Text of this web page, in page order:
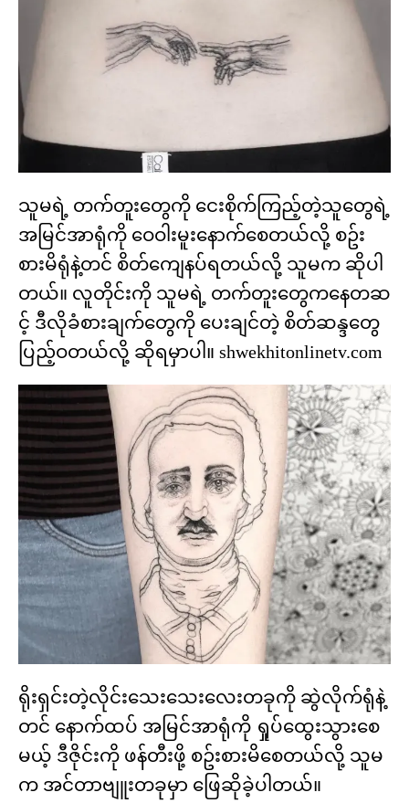
သူမရဲ့ တက်တူးတွေကို ငေးစိုက်ကြည့်တဲ့သူတွေရဲ့
အမြင်အာရုံကို ဝေဝါးမူးနောက်စေတယ်လို့ စဥ်း
စားမိရုံနဲ့တင် စိတ်ကျေနပ်ရတယ်လို့ သူမက ဆိုပါ
တယ်။ လူတိုင်းကို သူမရဲ့ တက်တူးတွေကနေတဆ
င့် ဒီလိုခံစားချက်တွေကို ပေးချင်တဲ့ စိတ်ဆန္ဒတွေ
ပြည့်ဝတယ်လို့ ဆိုရမှာပါ။ shwekhitonlinetv.com
ရိုးရှင်းတဲ့လိုင်းသေးသေးလေးတခုကို ဆွဲလိုက်ရုံနဲ့
တင် နောက်ထပ် အမြင်အာရုံကို ရှုပ်ထွေးသွားစေ
မယ့် ဒီဇိုင်းကို ဖန်တီးဖို့ စဥ်းစားမိစေတယ်လို့ သူမ
က အင်တာဗျူးတခုမှာ ဖြေဆိုခဲ့ပါတယ်။